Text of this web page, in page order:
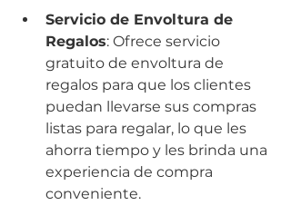
Servicio de Envoltura de
Regalos: Ofrece servicio
gratuito de envoltura de
regalos para que los clientes
puedan llevarse sus compras
listas para regalar, lo que les
ahorra tiempo y les brinda una
experiencia de compra
conveniente.